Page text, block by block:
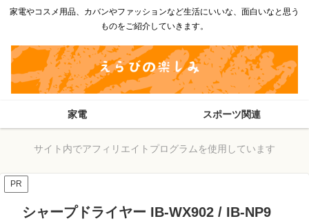
家電やコスメ用品、カバンやファッションなど生活にいいな、面白いなと思う
ものをご紹介していきます。
家電 スポーツ関連
サイト内でアフィリエイトプログラムを使用しています
PR
シャープドライヤー IB-WX902 / IB-NP9